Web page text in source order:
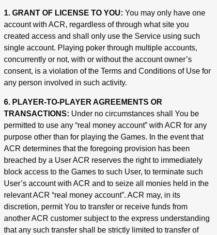
1. GRANT OF LICENSE TO YOU: You may only have one
account with ACR, regardless of through what site you
created access and shall only use the Service using such
single account. Playing poker through multiple accounts,
concurrently or not, with or without the account owner’s
consent, is a violation of the Terms and Conditions of Use for
any person involved in such activity.
6. PLAYER-TO-PLAYER AGREEMENTS OR
TRANSACTIONS: Under no circumstances shall You be
permitted to use any “real money account” with ACR for any
purpose other than for playing the Games. In the event that
ACR determines that the foregoing provision has been
breached by a User ACR reserves the right to immediately
block access to the Games to such User, to terminate such
User’s account with ACR and to seize all monies held in the
relevant ACR “real money account”. ACR may, in its
discretion, permit You to transfer or receive funds from
another ACR customer subject to the express understanding
that any such transfer shall be strictly limited to transfer of